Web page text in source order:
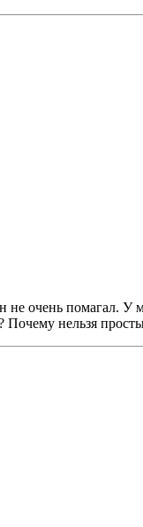
очень помагал. У
Почему нельзя